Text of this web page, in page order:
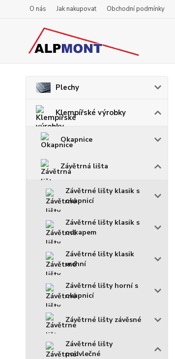
O nás Jak nakupovat Obchodní podmínky
Plechy
Klempířské výrobky
Okapnice
Závětrná lišta
Závětrné lišty klasik s
okapnicí
Závětrné lišty klasik s
odkapem
Závětrné lišty klasik
vrchní
Závětrné lišty horní s
okapnicí
Závětrné lišty závěsné
Závětrné lišty
podvlečné